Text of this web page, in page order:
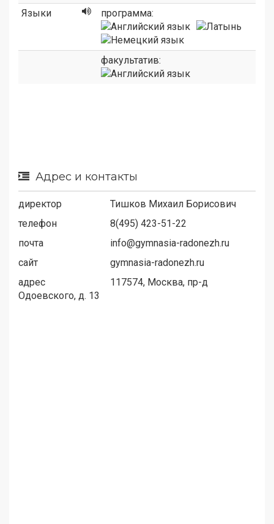
Языки
программа:
факультатив:
Адрес и контакты
директор
Тишков Михаил Борисович
телефон
8(495) 423-51-22
почта
info@gymnasia-radonezh.ru
сайт
gymnasia-radonezh.ru
адрес
117574, Москва, пр-д
Одоевского, д. 13